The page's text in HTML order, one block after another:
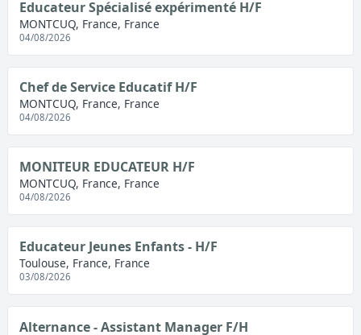
Educateur Spécialisé expérimenté H/F
MONTCUQ, France, France
04/08/2026
Chef de Service Educatif H/F
MONTCUQ, France, France
04/08/2026
MONITEUR EDUCATEUR H/F
MONTCUQ, France, France
04/08/2026
Educateur Jeunes Enfants - H/F
Toulouse, France, France
03/08/2026
Alternance - Assistant Manager F/H